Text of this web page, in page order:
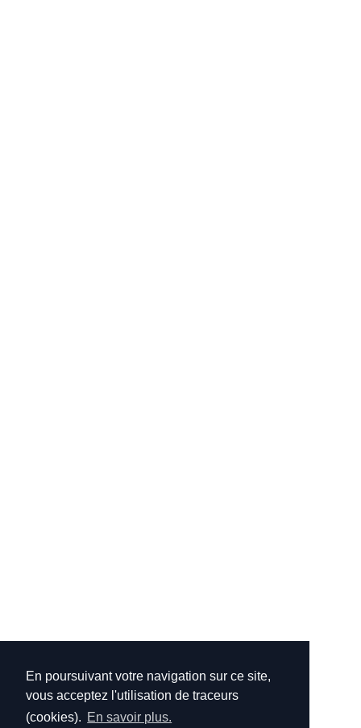
En poursuivant votre navigation sur ce site,
vous acceptez l'utilisation de traceurs
(cookies). En savoir plus.